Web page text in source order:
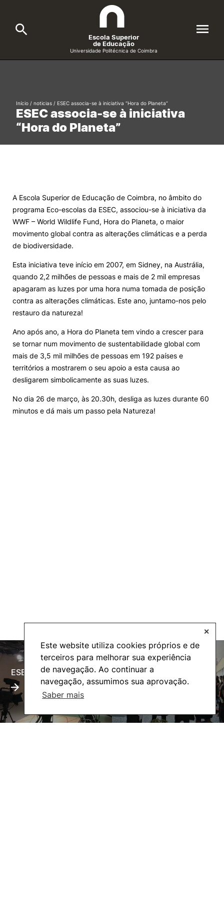
Este website utiliza cookies próprios e de
terceiros para melhorar sua experiência
de navegação. Ao continuar a
navegação, assumimos sua aprovação.
Saber mais
✕
Cursos
Candidatos
Alunos
Knowledge Factory
Candidaturas
Elogio / Sugestão / Reclamação Contactos Denúncias
©2026 Instituto Politécnico de Coimbra. Todos os direitos reservados.
Escola Superior
de Educação
Universidade Politécnica de Coimbra
Formative Offer General
ESEC associa-se à iniciativa
“Hora do Planeta”
Início / noticias / ESEC associa-se à iniciativa “Hora do Planeta”
A Escola Superior de Educação de Coimbra, no âmbito do
programa Eco-escolas da ESEC, associou-se à iniciativa da
WWF – World Wildlife Fund, Hora do Planeta, o maior
movimento global contra as alterações climáticas e a perda
de biodiversidade.
Esta iniciativa teve início em 2007, em Sidney, na Austrália,
quando 2,2 milhões de pessoas e mais de 2 mil empresas
apagaram as luzes por uma hora numa tomada de posição
contra as alterações climáticas. Este ano, juntamo-nos pelo
restauro da natureza!
Ano após ano, a Hora do Planeta tem vindo a crescer para
se tornar num movimento de sustentabilidade global com
mais de 3,5 mil milhões de pessoas em 192 países e
territórios a mostrarem o seu apoio a esta causa ao
desligarem simbolicamente as suas luzes.
No dia 26 de março, às 20.30h, desliga as luzes durante 60
minutos e dá mais um passo pela Natureza!
ESECTV Alumni